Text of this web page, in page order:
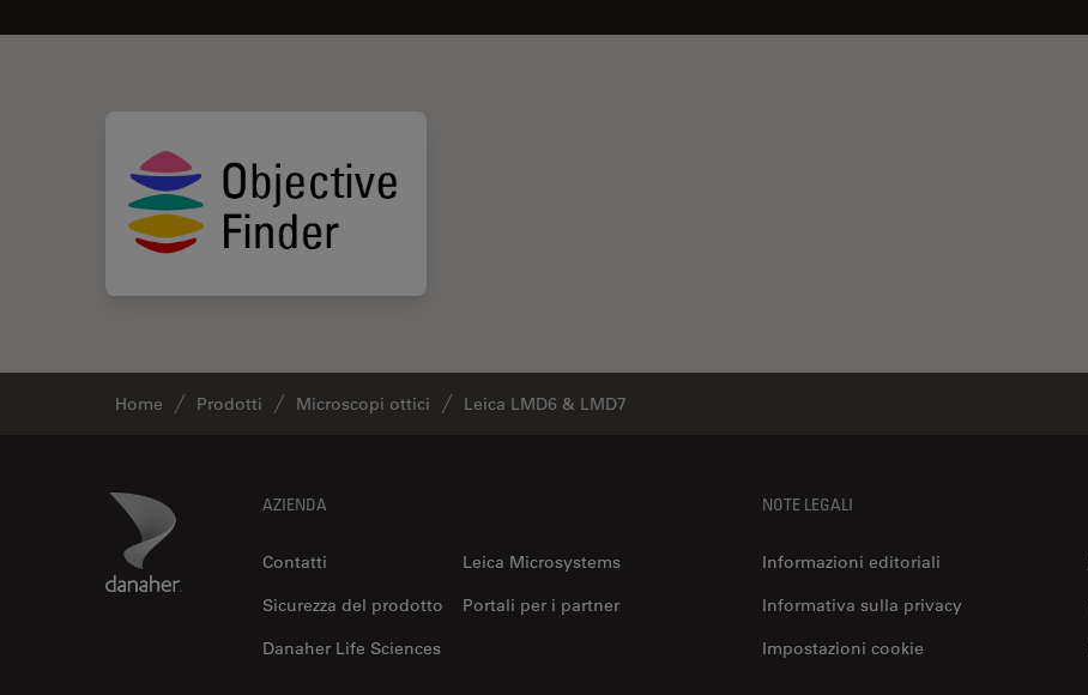
Home Prodotti Microscopi ottici Leica LMD6 & LMD7
Danaher Logo AZIENDA
Contatti
Leica Microsystems
Sicurezza del prodotto
Portali per i partner
Danaher Life Sciences
NOTE LEGALI
Informazioni editoriali
Informativa sulla privacy
Impostazioni cookie